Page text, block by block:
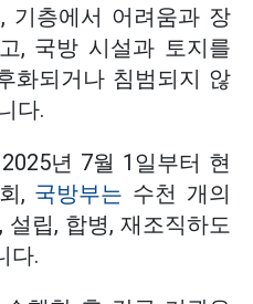
기층에서 어려움과 장
, 국방 시설과 토지를
화되거나 침범되지 않
다.
년 7월 1일부터 현
, 국방부는 수천 개의
립, 합병, 재조직하도
다.